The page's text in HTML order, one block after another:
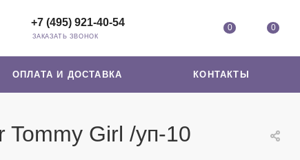
0 0
+7 (495) 921-40-54
ЗАКАЗАТЬ ЗВОНОК
ОПЛАТА И ДОСТАВКА КОНТАКТЫ
Girl /уп-10